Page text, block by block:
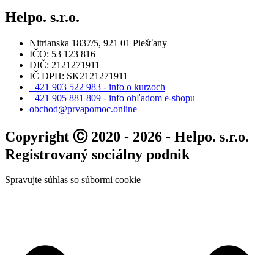
Helpo. s.r.o.
Nitrianska 1837/5, 921 01 Piešťany
IČO: 53 123 816
DIČ: 2121271911
IČ DPH: SK2121271911
+421 903 522 983 - info o kurzoch
+421 905 881 809 - info ohľadom e-shopu
obchod@prvapomoc.online
Copyright Ⓒ 2020 - 2026 - Helpo. s.r.o.
Registrovaný sociálny podnik
Spravujte súhlas so súbormi cookie